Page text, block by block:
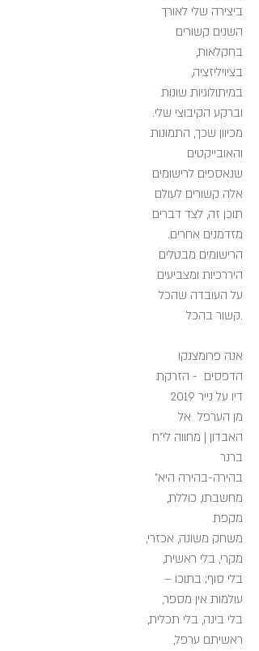
ביצירה שלי לאורך
השנים קשורים
בחקלאות,
בציויליזציה,
במיתולוגיות שונות
וברקע הקיבוצי שלי.
מכיוון שכך, התמונות
והאובייקטים
שנאספים לרישומים
אלה קשורים לעולם
תוכן זה, לצד דברים
מזדמנים אחרים.
הרישומים מבטלים
היררכיות ומצביעים
על העובדה שהכל
קשור בהכל.
אנה פרומצנקו
הדפסים - הזרקת
דיו על נייר 2019
מן הערפל אל
האבדון | מחווה לי"ח
ברנר
"בהירה-בהירה היא
מחשבתו, כוללת,
מקפת
משחק משונה, אכזרי,
מקרי, בלי ראשית,
בלי סוף; בתוכו –
עולמות אין מספר,
בלי בינה, בלי תכלית,
ראשיתם ערפל,